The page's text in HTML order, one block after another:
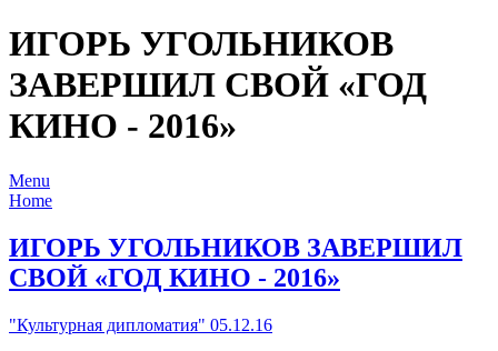
ИГОРЬ УГОЛЬНИКОВ
ЗАВЕРШИЛ СВОЙ «ГОД
КИНО - 2016»
Menu
Home
ИГОРЬ УГОЛЬНИКОВ ЗАВЕРШИЛ
СВОЙ «ГОД КИНО - 2016»
"Культурная дипломатия" 05.12.16